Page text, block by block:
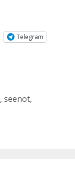
Telegram
, seenot,